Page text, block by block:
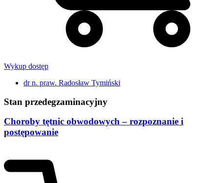
Wykup dostęp
dr n. praw. Radosław Tymiński
Stan przedegzaminacyjny
Choroby tętnic obwodowych – rozpoznanie i
postępowanie